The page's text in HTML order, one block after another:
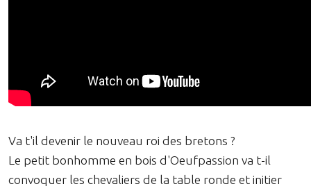
Va t'il devenir le nouveau roi des bretons ?
Le petit bonhomme en bois d'Oeufpassion va t-il
convoquer les chevaliers de la table ronde et initier